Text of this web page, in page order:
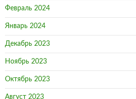
Февраль 2024
Январь 2024
Декабрь 2023
Ноябрь 2023
Октябрь 2023
Август 2023